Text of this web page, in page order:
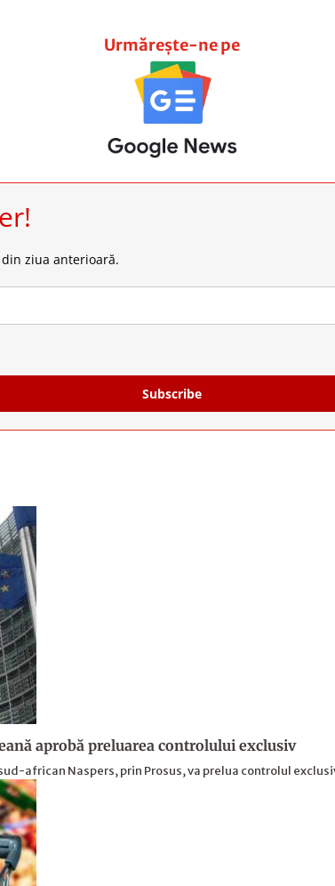
Urmărește-ne pe
ziua anterioară.
Subscribe
aprobă preluarea controlului exclusiv
african Naspers, prin Prosus, va prelua controlul